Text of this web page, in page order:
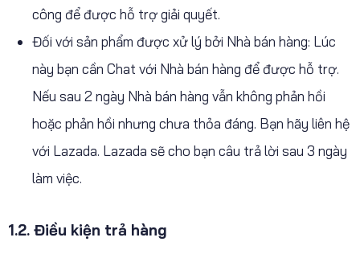
công để được hỗ trợ giải quyết.
Đối với sản phẩm được xử lý bởi Nhà bán hàng: Lúc
này bạn cần Chat với Nhà bán hàng để được hỗ trợ.
Nếu sau 2 ngày Nhà bán hàng vẫn không phản hồi
hoặc phản hồi nhưng chưa thỏa đáng. Bạn hãy liên hệ
với Lazada. Lazada sẽ cho bạn câu trả lời sau 3 ngày
làm việc.
1.2. Điều kiện trả hàng